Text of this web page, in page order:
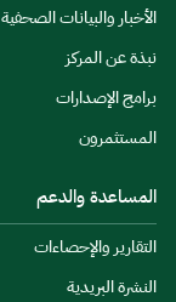
الأخبار والبيانات الصحفية
نبذة عن المركز
برامج الإصدارات
المستثمرون
المساعدة والدعم
التقارير والإحصاءات
النشرة البريدية